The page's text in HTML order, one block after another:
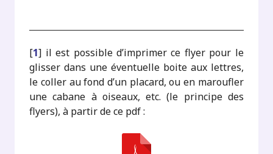
[1] il est possible d’imprimer ce flyer pour le
glisser dans une éventuelle boite aux lettres,
le coller au fond d’un placard, ou en maroufler
une cabane à oiseaux, etc. (le principe des
flyers), à partir de ce pdf :